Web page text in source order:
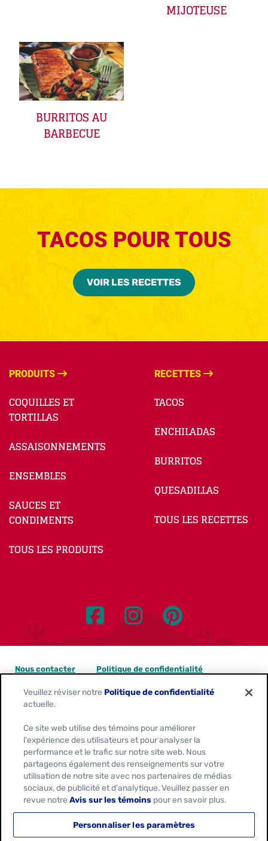
MIJOTEUSE
BURRITOS AU
BARBECUE
TACOS POUR TOUS
VOIR LES RECETTES
PRODUITS
COQUILLES ET
TORTILLAS
ASSAISONNEMENTS
ENSEMBLES
SAUCES ET
CONDIMENTS
TOUS LES PRODUITS
RECETTES
TACOS
ENCHILADAS
BURRITOS
QUESADILLAS
TOUS LES RECETTES
Location:
Canada
Nous contacter Politique de confidentialité
Avis sur les témoins
Demandes de confidentialité des données
Conditions d'utilisation
Veuillez réviser notre Politique de confidentialité
actuelle.
Ce site web utilise des témoins pour améliorer
l'expérience des utilisateurs et pour analyser la
performance et le trafic sur notre site web. Nous
partageons également des renseignements sur votre
utilisation de notre site avec nos partenaires de médias
sociaux, de publicité et d'analytique. Veuillez passer en
revue notreAvis sur les témoins pour en savoir plus.
Personnaliser les paramètres